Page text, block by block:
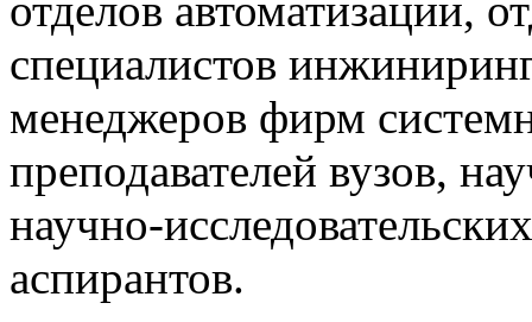
специалистов
менеджеров фирм
преподавателей вузов,
научно-
аспирантов.